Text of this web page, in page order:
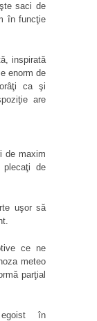
saci de
în funcţie
inspirată
enorm de
ca şi
are
de maxim
de
uşor să
ce ne
meteo
parţial
în